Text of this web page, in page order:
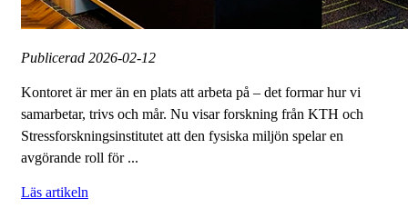
Publicerad 2026-02-12
Kontoret är mer än en plats att arbeta på – det formar hur vi
samarbetar, trivs och mår. Nu visar forskning från KTH och
Stressforskningsinstitutet att den fysiska miljön spelar en
avgörande roll för ...
Läs artikeln